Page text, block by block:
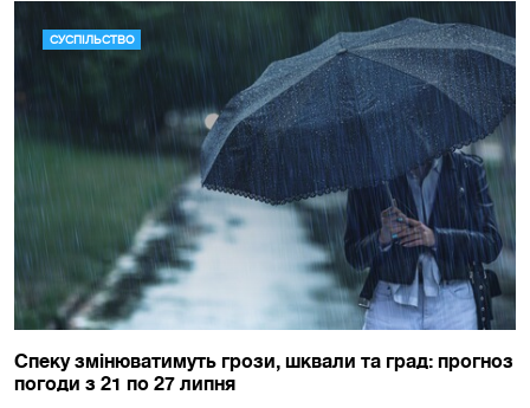
СУСПІЛЬСТВО
Спеку змінюватимуть грози, шквали та град: прогноз
погоди з 21 по 27 липня